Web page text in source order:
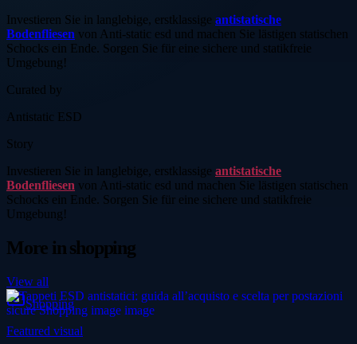
Investieren Sie in langlebige, erstklassige antistatische
Bodenfliesen von Anti-static esd und machen Sie lästigen statischen
Schocks ein Ende. Sorgen Sie für eine sichere und statikfreie
Umgebung!
Curated by
Antistatic ESD
Story
Investieren Sie in langlebige, erstklassige antistatische
Bodenfliesen von Anti-static esd und machen Sie lästigen statischen
Schocks ein Ende. Sorgen Sie für eine sichere und statikfreie
Umgebung!
More inshopping
View all
Shopping
Featured visual